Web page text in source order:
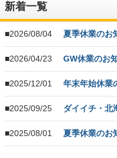
新着一覧
■2026/08/04 夏季休業のお
■2026/04/23 GW休業のお
■2025/12/01 年末年始休業
■2025/09/25 ダイイチ・北
■2025/08/01 夏季休業のお